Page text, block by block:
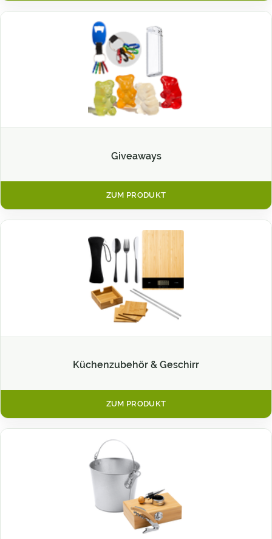
Giveaways
ZUM PRODUKT
Küchenzubehör & Geschirr
ZUM PRODUKT